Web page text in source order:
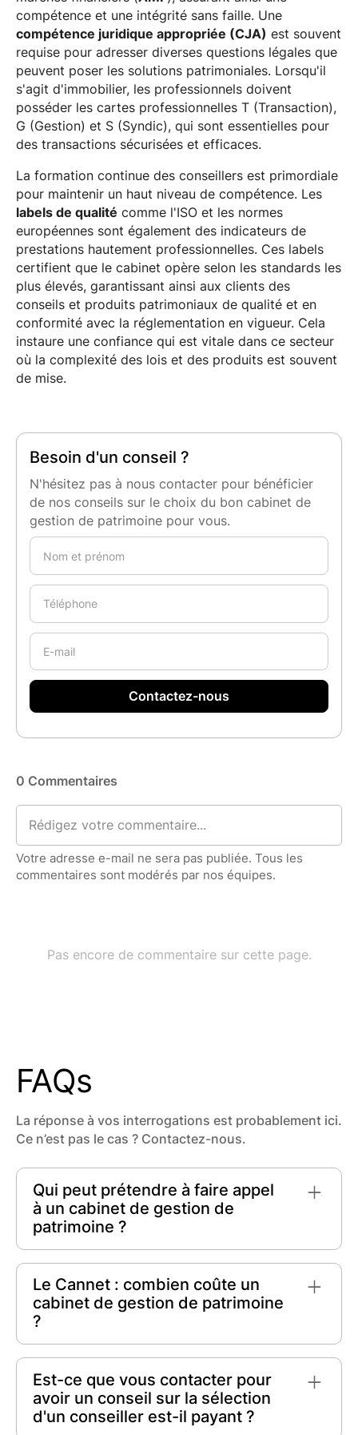
compétence et une intégrité sans faille. Une
compétence juridique appropriée (CJA) est souvent
requise pour adresser diverses questions légales que
peuvent poser les solutions patrimoniales. Lorsqu'il
s'agit d'immobilier, les professionnels doivent
posséder les cartes professionnelles T (Transaction),
G (Gestion) et S (Syndic), qui sont essentielles pour
des transactions sécurisées et efficaces.
La formation continue des conseillers est primordiale
pour maintenir un haut niveau de compétence. Les
labels de qualité comme l'ISO et les normes
européennes sont également des indicateurs de
prestations hautement professionnelles. Ces labels
certifient que le cabinet opère selon les standards les
plus élevés, garantissant ainsi aux clients des
conseils et produits patrimoniaux de qualité et en
conformité avec la réglementation en vigueur. Cela
instaure une confiance qui est vitale dans ce secteur
où la complexité des lois et des produits est souvent
de mise.
Besoin d'un conseil ?
N'hésitez pas à nous contacter pour bénéficier
de nos conseils sur le choix du bon cabinet de
gestion de patrimoine pour vous.
FAQs
La réponse à vos interrogations est probablement ici.
Ce n’est pas le cas ? Contactez-nous.
Qui peut prétendre à faire appel
à un cabinet de gestion de
patrimoine ?
ses finances peut prétendre à faire appel à un
cabinet de gestion de patrimoine . Qu'il s'agisse
de la planification fiscale, la protection de
l'héritage ou l'augmentation de ses actifs, ces
Le Cannet : combien coûte un
cabinet de gestion de patrimoine
?
gestion de patrimoine varient généralement en
fonction des services offerts. En moyenne, le
coût des services se situe entre1% et 3%
actifs sous gestion, tandis que des frais fixes
Est-ce que vous contacter pour
avoir un conseil sur la sélection
d'un conseiller est-il payant ?